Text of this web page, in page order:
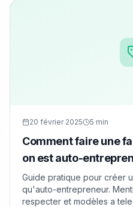
20 février 2025 5 min
Comment faire une
on est auto-
Guide pratique pour créer
qu'auto-entrepreneur.
respecter et modèles a